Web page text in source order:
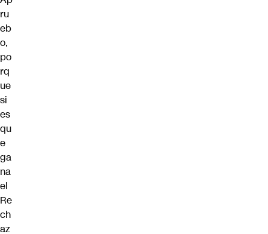
ru
eb
o,
po
rq
ue
si
es
qu
e
ga
na
el
Re
ch
az